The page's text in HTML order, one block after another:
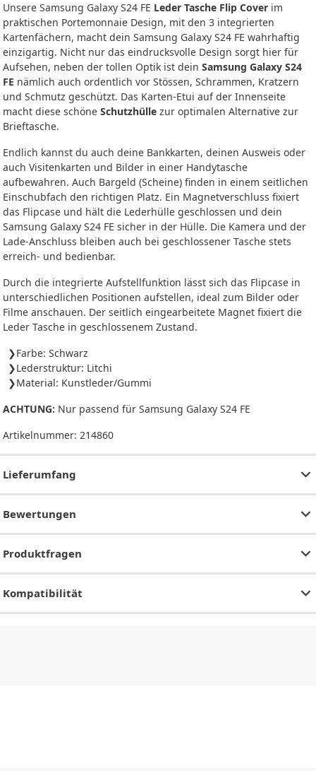
Unsere Samsung Galaxy S24 FE Leder Tasche Flip Cover im
praktischen Portemonnaie Design, mit den 3 integrierten
Kartenfächern, macht dein Samsung Galaxy S24 FE wahrhaftig
einzigartig. Nicht nur das eindrucksvolle Design sorgt hier für
Aufsehen, neben der tollen Optik ist dein Samsung Galaxy S24
FE nämlich auch ordentlich vor Stössen, Schrammen, Kratzern
und Schmutz geschützt. Das Karten-Etui auf der Innenseite
macht diese schöne Schutzhülle zur optimalen Alternative zur
Brieftasche.
Endlich kannst du auch deine Bankkarten, deinen Ausweis oder
auch Visitenkarten und Bilder in einer Handytasche
aufbewahren. Auch Bargeld (Scheine) finden in einem seitlichen
Einschubfach den richtigen Platz. Ein Magnetverschluss fixiert
das Flipcase und hält die Lederhülle geschlossen und dein
Samsung Galaxy S24 FE sicher in der Hülle. Die Kamera und der
Lade-Anschluss bleiben auch bei geschlossener Tasche stets
erreich- und bedienbar.
Durch die integrierte Aufstellfunktion lässt sich das Flipcase in
unterschiedlichen Positionen aufstellen, ideal zum Bilder oder
Filme anschauen. Der seitlich eingearbeitete Magnet fixiert die
Leder Tasche in geschlossenem Zustand.
Farbe: Schwarz
Lederstruktur: Litchi
Material: Kunstleder/Gummi
ACHTUNG: Nur passend für Samsung Galaxy S24 FE
Artikelnummer: 214860
Lieferumfang
Bewertungen
Produktfragen
Kompatibilität